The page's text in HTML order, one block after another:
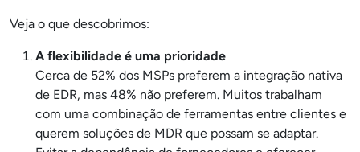
Veja o que descobrimos:
A flexibilidade é uma prioridade
Cerca de 52% dos MSPs preferem a integração nativa
de EDR, mas 48% não preferem. Muitos trabalham
com uma combinação de ferramentas entre clientes e
querem soluções de MDR que possam se adaptar.